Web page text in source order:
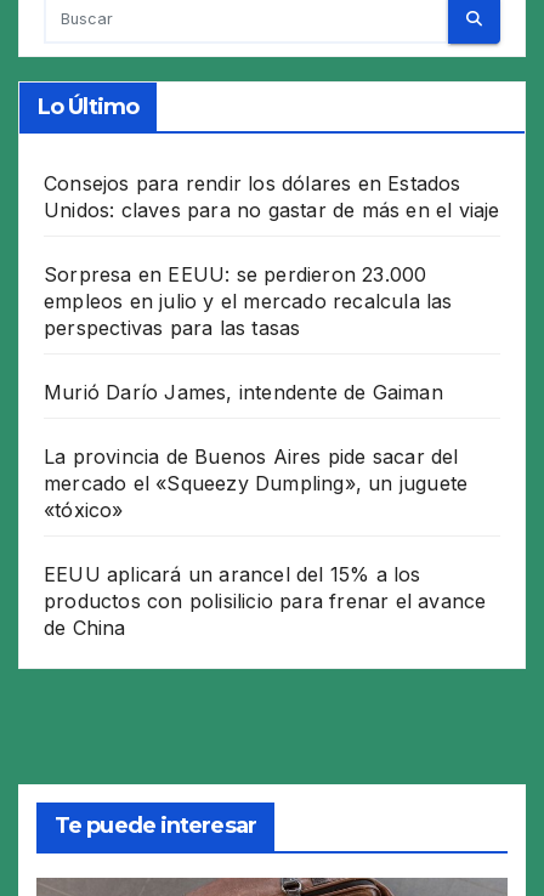
Lo Último
Consejos para rendir los dólares en Estados
Unidos: claves para no gastar de más en el viaje
Sorpresa en EEUU: se perdieron 23.000
empleos en julio y el mercado recalcula las
perspectivas para las tasas
Murió Darío James, intendente de Gaiman
La provincia de Buenos Aires pide sacar del
mercado el «Squeezy Dumpling», un juguete
«tóxico»
EEUU aplicará un arancel del 15% a los
productos con polisilicio para frenar el avance
de China
Te puede interesar